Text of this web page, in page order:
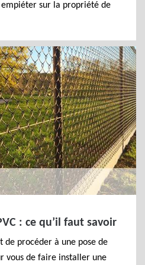
empiéter sur la propriété de
: ce qu’il faut savoir
de procéder à une pose de
vous de faire installer une